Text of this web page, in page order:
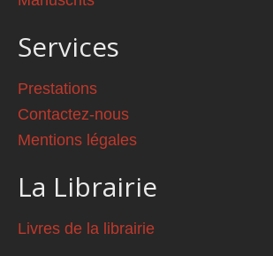
Services
Prestations
Contactez-nous
Mentions légales
La Librairie
Livres de la librairie